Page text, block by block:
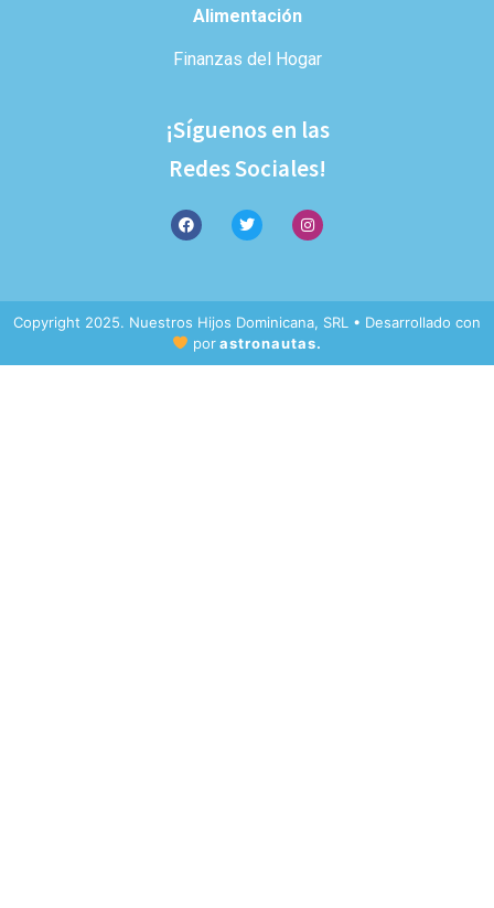
Alimentación
Finanzas del Hogar
¡Síguenos en las
Redes Sociales!
Copyright 2025. Nuestros Hijos Dominicana, SRL • Desarrollado con
porastronautas.